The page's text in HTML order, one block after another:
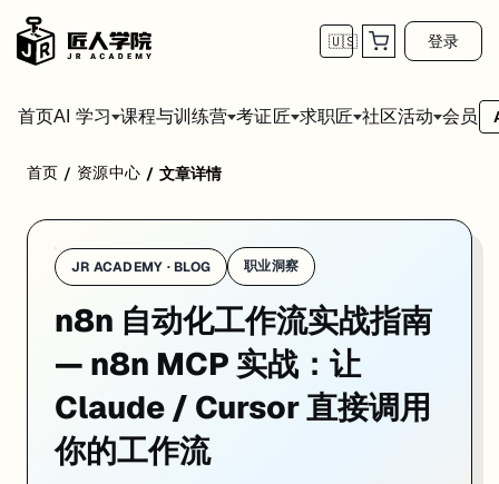
🇺🇸 登录
首页AI 学习 课程与训练营 考证匠 求职匠 社区活动 会员
n8n 在 MCP（Model Context Protocol）上同时支持两个方向：
MCP 服务端：用 MCP Server Trigger 节点把你的 n8n 工作流
：在 AI Agent 里挂 MCP Client Tool 节点，连接
这两个方向可以同时启用——你的 n8n 变成了一个 AI 工具集线器。
方向一：把 n8n 工作流变成 Claude 的工具
MCP Server Trigger 是 n8n 的特殊触发节点，它不等 HTTP 请求或
每个挂在 MCP Server Trigger 后面的节点就是一个"工具"——Claude
首页 / 资源中心 / 文章详情
JR ACADEMY · BLOG 职业洞察
n8n 自动化工作流实战指南
— n8n MCP 实战：让
Claude / Cursor 直接调用
你的工作流